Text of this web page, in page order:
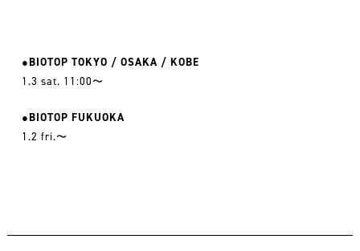
●BIOTOP TOKYO / OSAKA / KOBE
1.3 sat. 11:00〜
●BIOTOP FUKUOKA
1.2 fri.〜